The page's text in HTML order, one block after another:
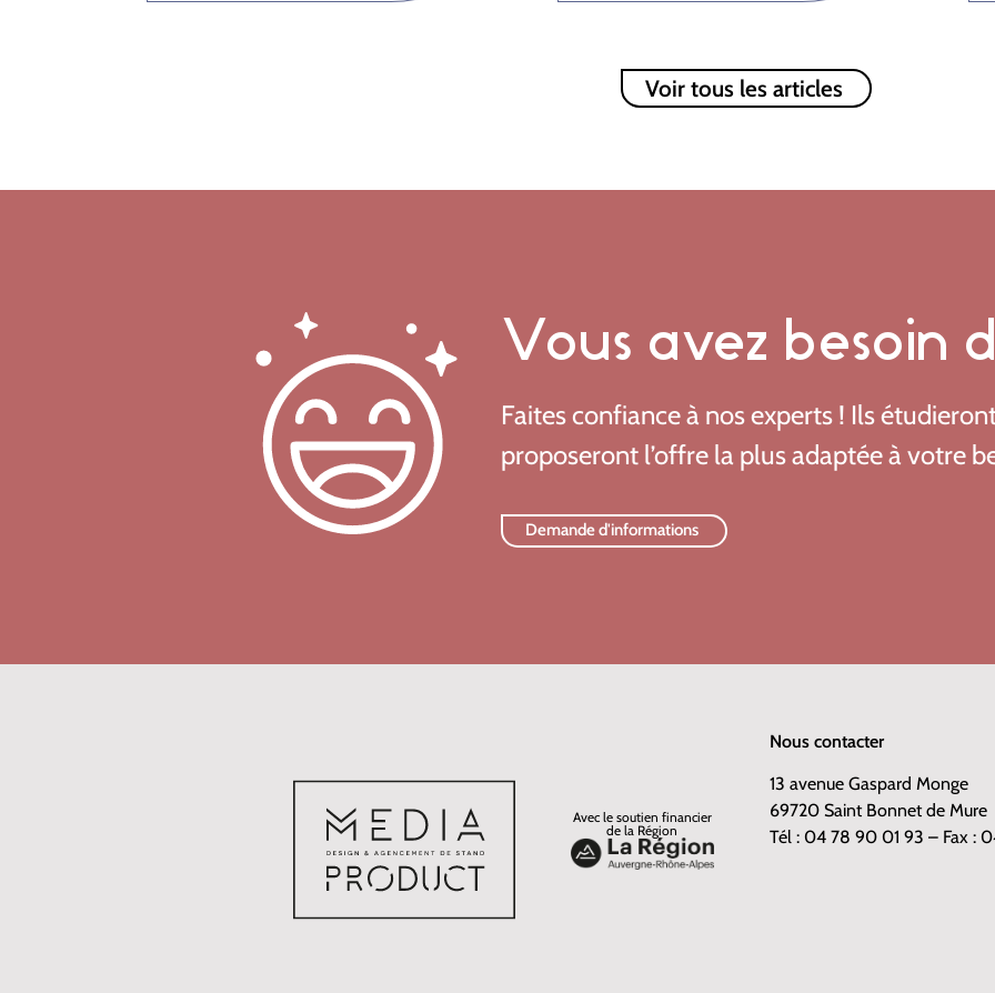
Voir tous les articles
Vous avez besoin
Faites confiance à nos experts ! Ils
proposeront l’offre la plus adaptée à votre
Demande d'informations
Avec le soutien financier
de la Région
Nous contacter
13 avenue Gaspard Monge
69720 Saint Bonnet de Mure
Tél : 04 78 90 01 93 – Fax :